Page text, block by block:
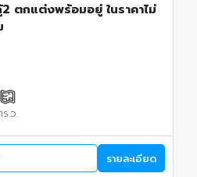
ตกแต่งพร้อมอยู่ ในราคาไม่
.ว.
รายละเอียด